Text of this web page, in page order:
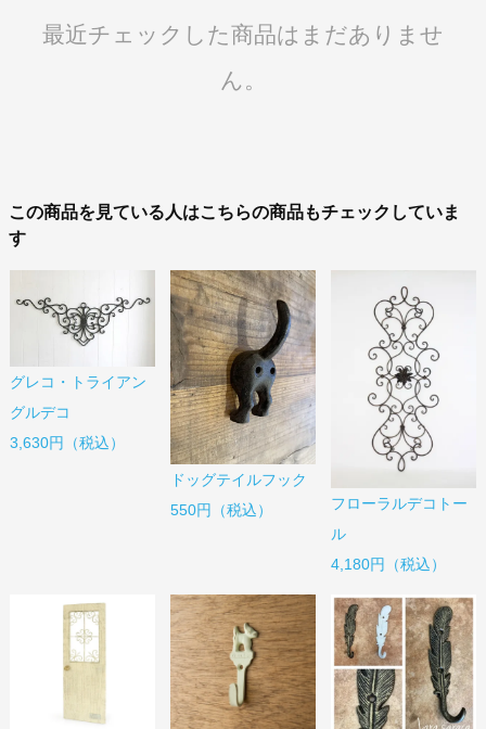
最近チェックした商品はまだありませ
ん。
この商品を見ている人はこちらの商品もチェックしていま
す
グレコ・トライアン
グルデコ
3,630円（税込）
ドッグテイルフック
550円（税込）
フローラルデコトー
ル
4,180円（税込）